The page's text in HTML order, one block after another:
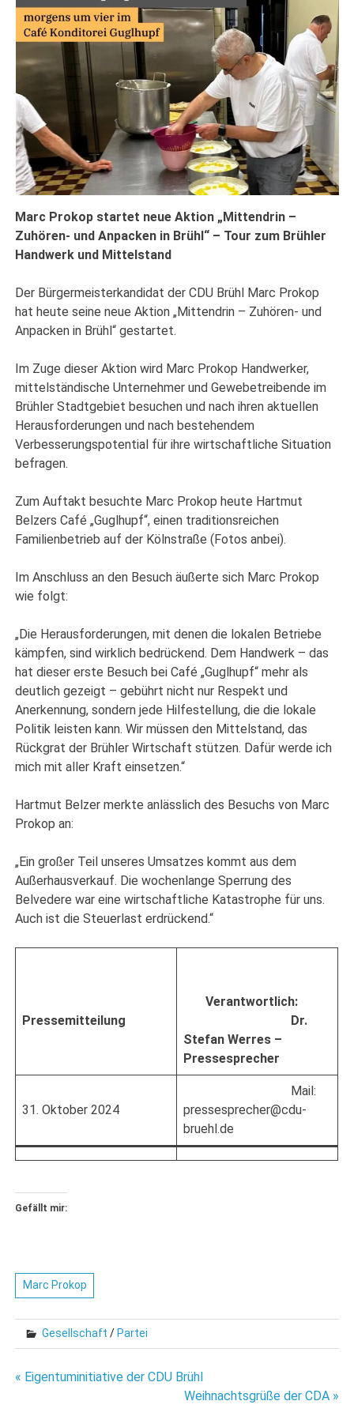
Marc Prokop startet neue Aktion „Mittendrin –
Zuhören- und Anpacken in Brühl“ – Tour zum Brühler
Handwerk und Mittelstand
Der Bürgermeisterkandidat der CDU Brühl Marc Prokop
hat heute seine neue Aktion „Mittendrin – Zuhören- und
Anpacken in Brühl“ gestartet.
Im Zuge dieser Aktion wird Marc Prokop Handwerker,
mittelständische Unternehmer und Gewebetreibende im
Brühler Stadtgebiet besuchen und nach ihren aktuellen
Herausforderungen und nach bestehendem
Verbesserungspotential für ihre wirtschaftliche Situation
befragen.
Zum Auftakt besuchte Marc Prokop heute Hartmut
Belzers Café „Guglhupf“, einen traditionsreichen
Familienbetrieb auf der Kölnstraße (Fotos anbei).
Im Anschluss an den Besuch äußerte sich Marc Prokop
wie folgt:
„Die Herausforderungen, mit denen die lokalen Betriebe
kämpfen, sind wirklich bedrückend. Dem Handwerk – das
hat dieser erste Besuch bei Café „Guglhupf“ mehr als
deutlich gezeigt – gebührt nicht nur Respekt und
Anerkennung, sondern jede Hilfestellung, die die lokale
Politik leisten kann. Wir müssen den Mittelstand, das
Rückgrat der Brühler Wirtschaft stützen. Dafür werde ich
mich mit aller Kraft einsetzen.“
Hartmut Belzer merkte anlässlich des Besuchs von Marc
Prokop an:
„Ein großer Teil unseres Umsatzes kommt aus dem
Außerhausverkauf. Die wochenlange Sperrung des
Belvedere war eine wirtschaftliche Katastrophe für uns.
Auch ist die Steuerlast erdrückend.“
Pressemitteilung
Verantwortlich:
Dr.
Stefan Werres –
Pressesprecher
31. Oktober 2024
Mail:
pressesprecher@cdu-
bruehl.de
Gefällt mir:
Marc Prokop
Gesellschaft / Partei
Beitragsnavigation
« Eigentuminitiative der CDU Brühl
Weihnachtsgrüße der CDA »